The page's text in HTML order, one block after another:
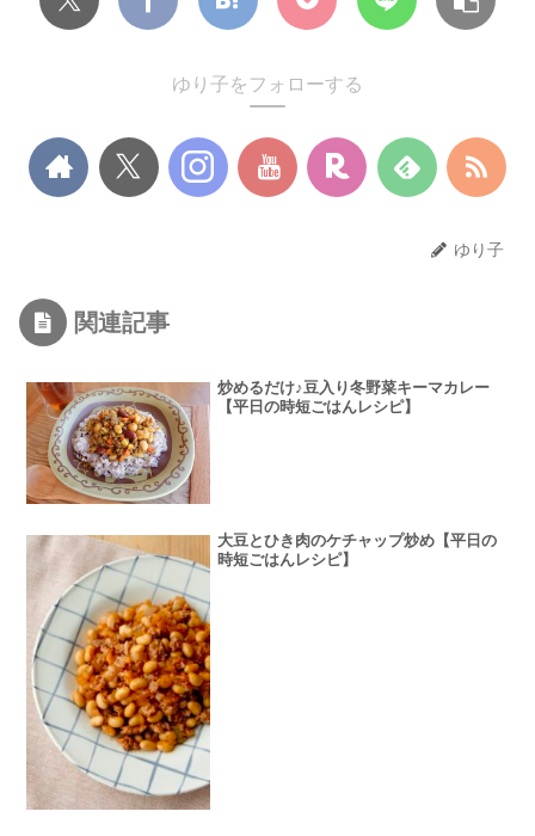
ゆり子をフォローする
ゆり子
関連記事
炒めるだけ♪豆入り冬野菜キーマカレー
【平日の時短ごはんレシピ】
大豆とひき肉のケチャップ炒め【平日の
時短ごはんレシピ】